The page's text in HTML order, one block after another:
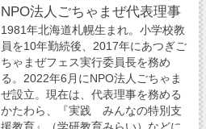
NPO法人ごちゃまぜ代表理事
1981年北海道札幌生まれ。小学校教
員を10年勤続後、2017年にあつぎご
ちゃまぜフェス実行委員長を務め
る。2022年6月にNPO法人ごちゃま
ぜ設立。現在は、代表理事を務める
かたわら、『実践 みんなの特別支
援教育』（学研教育みらい）などに